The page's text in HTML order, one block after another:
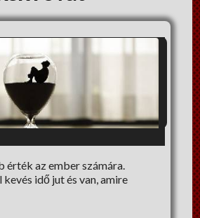
Nem tabu
felelősséggel
Film-Színház-Muzsika
Beszéljünk másról
DIY
Széles látókör
érték az ember számára.
kevés idő jut és van, amire